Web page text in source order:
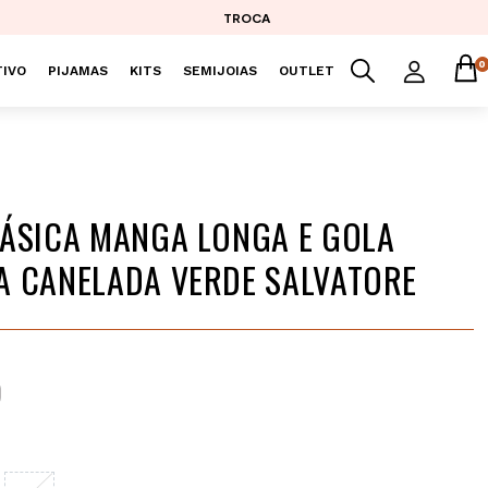
TROCA
PIJAMAS KITS SEMIJOIAS OUTLET 0
MANGA LONGA E GOLA
CANELADA VERDE SALVATORE